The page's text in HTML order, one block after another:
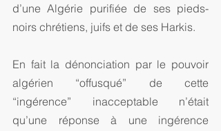
d’une Algérie purifiée de ses pieds-
noirs chrétiens, juifs et de ses Harkis.
En fait la dénonciation par le pouvoir
algérien “offusqué” de cette
“ingérence” inacceptable n’était
qu’une réponse à une ingérence